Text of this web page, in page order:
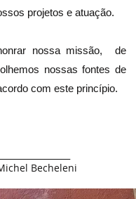
projetos e atuação.
nossa missão, de
nossas fontes de
com este princípio.
Becheleni